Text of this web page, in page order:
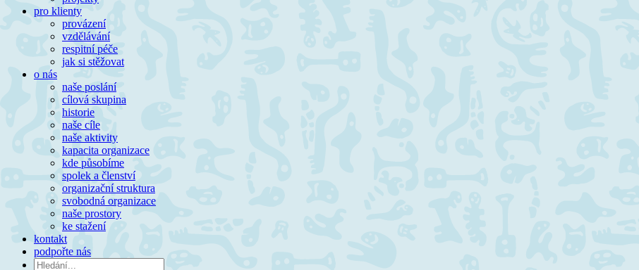
pro klienty
provázení
vzdělávání
respitní péče
jak si stěžovat
o nás
naše poslání
cílová skupina
historie
naše cíle
naše aktivity
kapacita organizace
kde působíme
spolek a členství
organizační struktura
svobodná organizace
naše prostory
ke stažení
kontakt
podpořte nás
Hledat: